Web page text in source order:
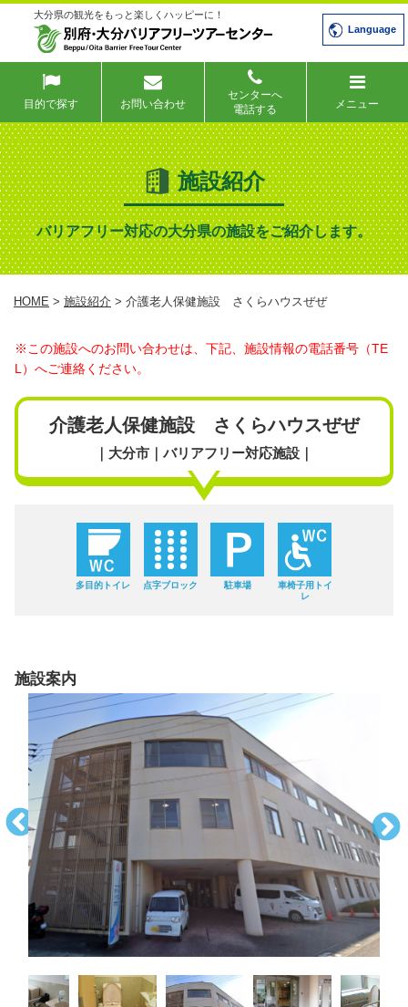
大分県の観光をもっと楽しくハッピーに！
Language
目的で探す お問い合わせ
センターへ
電話する
メニュー
施設紹介
バリアフリー対応の大分県の施設をご紹介します。
HOME > 施設紹介 > 介護老人保健施設 さくらハウスぜぜ
※この施設へのお問い合わせは、下記、施設情報の電話番号（TE
L）へご連絡ください。
介護老人保健施設 さくらハウスぜぜ
｜大分市｜バリアフリー対応施設｜
多目的トイレ 点字ブロック 駐車場
車椅子用トイ
レ
施設案内